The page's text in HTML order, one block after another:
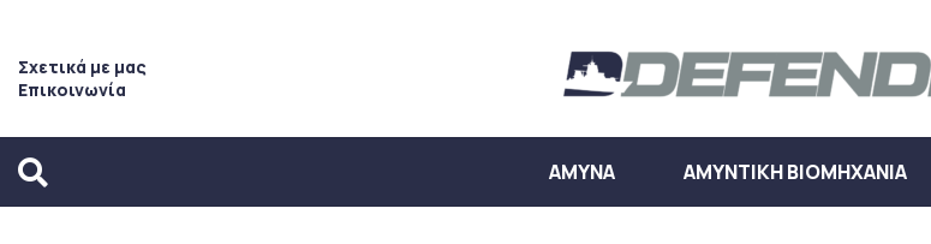
Σχετικά με μας
Επικοινωνία
ΑΜΥΝΑ ΑΜΥΝΤΙΚΗ ΒΙΟΜΗΧΑΝΙΑ